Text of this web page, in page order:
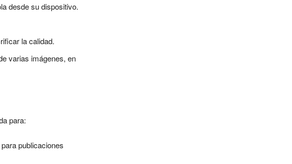
desde su dispositivo.
la calidad.
varias imágenes, en
para:
publicaciones